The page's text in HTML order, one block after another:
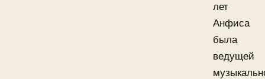
лет
Анфиса
была
ведущей